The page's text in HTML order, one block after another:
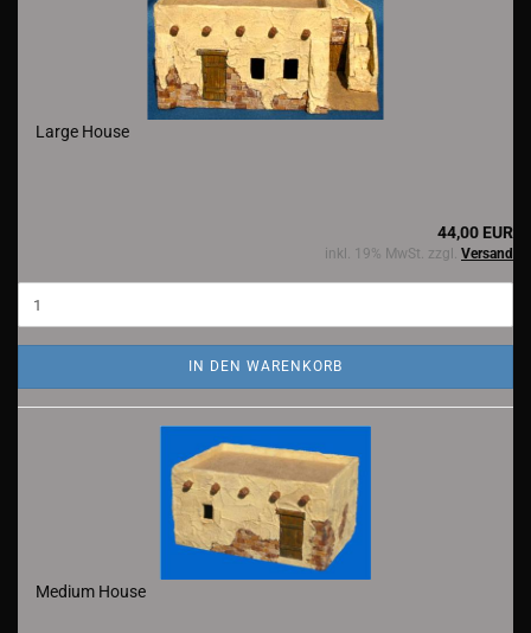
Large House
44,00 EUR
inkl. 19% MwSt. zzgl. Versand
IN DEN WARENKORB
Medium House